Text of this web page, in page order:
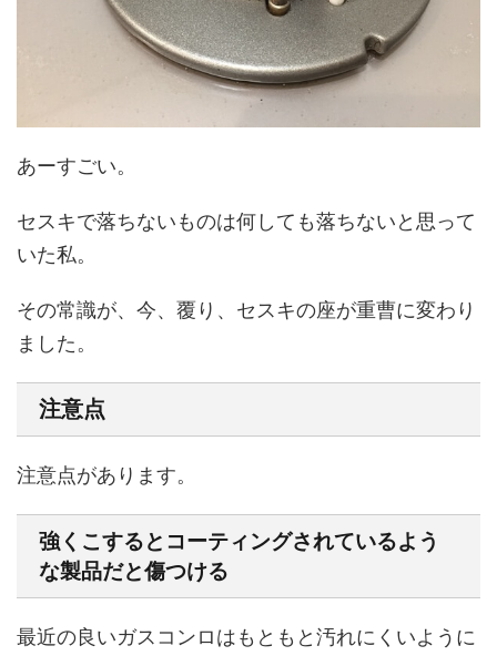
あーすごい。
セスキで落ちないものは何しても落ちないと思って
いた私。
その常識が、今、覆り、セスキの座が重曹に変わり
ました。
注意点
注意点があります。
強くこするとコーティングされているよう
な製品だと傷つける
最近の良いガスコンロはもともと汚れにくいように